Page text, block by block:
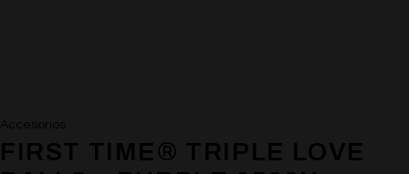
Accesorios
FIRST TIME® TRIPLE LOVE